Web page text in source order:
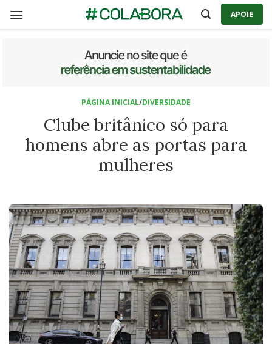
APOIE
PÁGINA INICIAL/DIVERSIDADE
Clube britânico só para
homens abre as portas para
mulheres